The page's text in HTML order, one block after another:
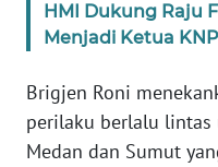
HMI Dukung Raju
Menjadi Ketua
Brigjen Roni
perilaku berlalu
Medan dan Sumut
WN
LAMPUNG
WN
JATENG